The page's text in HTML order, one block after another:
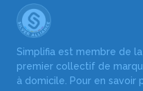
Simplifia est membre de la
premier collectif de
à domicile. Pour en savoir